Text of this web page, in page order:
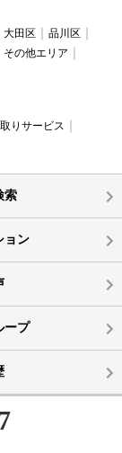
大田区
品川区
その他エリア
りサービス
索
ョン
ープ